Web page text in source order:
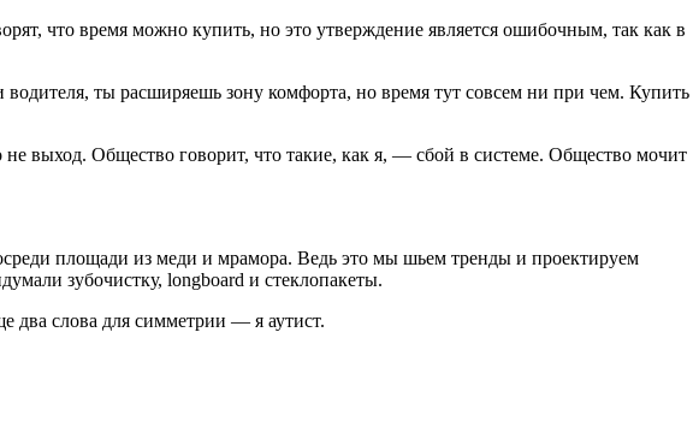
что время можно купить, но это утверждение является ошибочным, так как в
ты расширяешь зону комфорта, но время тут совсем ни при чем. Купить
выход. Общество говорит, что такие, как я, — сбой в системе. Общество мочит
площади из меди и мрамора. Ведь это мы шьем тренды и проектируем
зубочистку, longboard и стеклопакеты.
два слова для симметрии — я аутист.